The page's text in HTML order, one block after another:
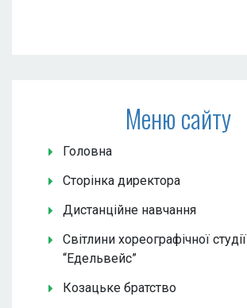
Меню сайту
Головна
Сторінка директора
Дистанційне навчання
Світлини хореографічної студії
“Едельвейс”
Козацьке братство